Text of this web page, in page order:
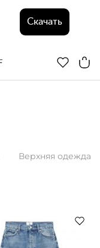
Скачать
Верхняя одежда